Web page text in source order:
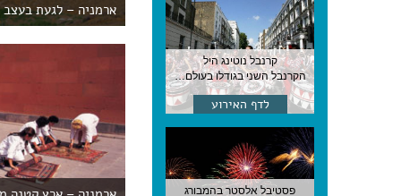
קרנבל נוטינג היל
הקרנבל השני בגודלו בעולם, עם מוזיקה, תהלוכות ותחפושות. לונדון
לדף האירוע
פסטיבל אלסטר בהמבורג
ארמניה – לגעת בעצב